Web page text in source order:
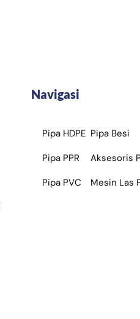
Navigasi
Pipa HDPE
Pipa PPR
Pipa PVC
Pipa Besi
Aksesoris
Mesin Las